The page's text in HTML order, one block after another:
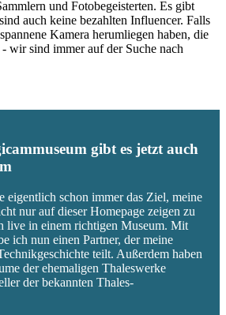
und Fotobegeisterten. Es gibt
auch keine bezahlten Influencer. Falls
Kamera herumliegen haben, die
wir sind immer auf der Suche nach
gibt es jetzt auch
eigentlich schon immer das Ziel, meine
nur auf dieser Homepage zeigen zu
live in einem richtigen Museum. Mit
ich nun einen Partner, der meine
teilt. Außerdem haben
der ehemaligen Thaleswerke
der bekannten Thales-